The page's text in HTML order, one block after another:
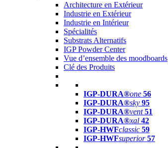
Architecture en Extérieur
Industrie en Extérieur
Industrie en Intérieur
Spécialités
Substrats Alternatifs
IGP Powder Center
Vue d’ensemble des moodboards
Clé des Produits
IGP-DURA®one 56
IGP-DURA®sky 95
IGP-DURA®vent 51
IGP-DURA®xal 42
IGP-HWFclassic 59
IGP-HWFsuperior 57